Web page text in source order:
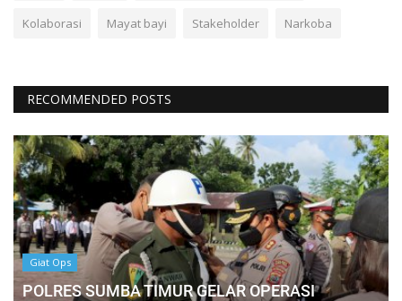
Kolaborasi Mayat bayi Stakeholder Narkoba
RECOMMENDED POSTS
Giat Ops
POLRES SUMBA TIMUR GELAR OPERASI